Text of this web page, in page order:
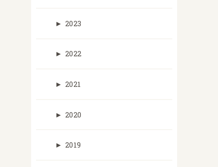
► 2023
► 2022
► 2021
► 2020
► 2019